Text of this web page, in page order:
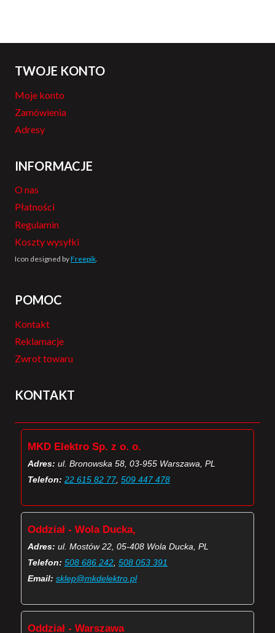
TWOJE KONTO
Moje konto
Zamówienia
Adresy
INFORMACJE
O nas
Płatności
Regulamin
Koszty wysyłki
Icon designed byFreepik.
POMOC
Kontakt
Reklamacje
Zwrot towaru
KONTAKT
MKD Elektro Sp. z o. o.
Adres: ul. Bronowska 58, 03-955 Warszawa, PL
Telefon: 22 615 82 77, 509 447 478
Oddział - Wola Ducka,
Adres: ul. Mostów 22, 05-408 Wola Ducka, PL
Telefon: 508 686 242 508 053 391
Email: sklep@mkdelektro.pl
Oddział - Warszawa